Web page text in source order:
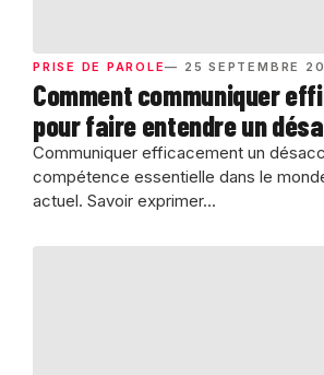
PRISE DE PAROLE— 25 SEPTEMBRE
Comment communiquer
pour faire entendre un
Communiquer efficacement un
compétence essentielle dans le
actuel. Savoir exprimer...